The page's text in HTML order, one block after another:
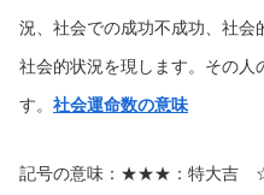
況、社会での成功不成功、社
社会的状況を現します。その
す。 社会運命数の意味
記号の意味：★★★：特大